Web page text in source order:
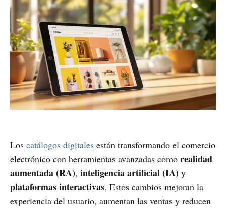
Los catálogos digitales están transformando el comercio
electrónico con herramientas avanzadas como realidad
aumentada (RA), inteligencia artificial (IA) y
plataformas interactivas. Estos cambios mejoran la
experiencia del usuario, aumentan las ventas y reducen